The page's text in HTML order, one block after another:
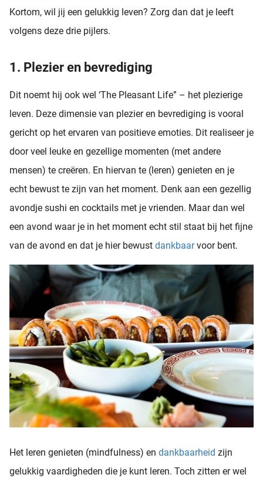
Kortom, wil jij een gelukkig leven? Zorg dan dat je leeft
volgens deze drie pijlers.
1. Plezier en bevrediging
Dit noemt hij ook wel ‘The Pleasant Life” – het plezierige
leven. Deze dimensie van plezier en bevrediging is vooral
gericht op het ervaren van positieve emoties. Dit realiseer je
door veel leuke en gezellige momenten (met andere
mensen) te creëren. En hiervan te (leren) genieten en je
echt bewust te zijn van het moment. Denk aan een gezellig
avondje sushi en cocktails met je vrienden. Maar dan wel
een avond waar je in het moment echt stil staat bij het fijne
van de avond en dat je hier bewust dankbaarvoor bent.
Het leren genieten (mindfulness) en dankbaarheid zijn
gelukkig vaardigheden die je kunt leren. Toch zitten er wel